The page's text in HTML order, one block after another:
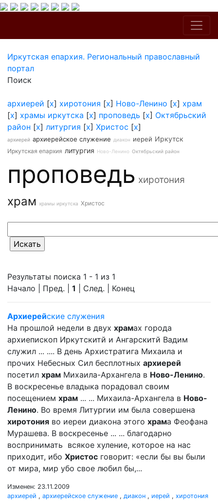
Иркутская епархия. Региональный православный
портал
Поиск
архиерей [x] хиротония [x] Ново-Ленино [x] храм
[x] храмы иркутска [x] проповедь [x] Октябрьский
район [x] литургия [x] Христос [x]
архиерей архиерейское служение диакон иерей Иркутск
Иркутская епархия литургия Ново-Ленино Октябрьский район
проповедь хиротония
храм храмы иркутска Христос
Результаты поиска 1 - 1 из 1
Начало | Пред. | 1 | След. | Конец
Архиерейские служения
На прошлой недели в двух храмах города
архиепископ Иркутскитй и Ангарскитй Вадим
служил ... .... В день Архистратига Михаила и
прочих Небесных Сил бесплотных архиерей
посетил храм Михаила-Архангела в Ново-Ленино.
В воскресенье владыка порадовал своим
посещением храм ... ... Михаила-Архангела в Ново-
Ленино. Во время Литургии им была совершена
хиротония во иереи диакона этого храма Феофана
Мурашева. В воскресенье ... ... благодарно
воспринимать всякое хуление, которое на нас
приходит, ибо Христос говорит: «если бы вы были
от мира, мир убо свое любил бы,...
Изменен: 23.11.2009
архиерей , архиерейское служение , диакон , иерей , хиротония